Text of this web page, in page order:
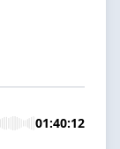
01:40:12